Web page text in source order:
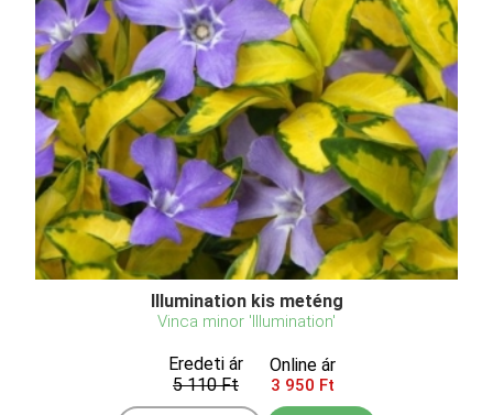
Illumination kis meténg
Vinca minor 'Illumination'
Eredeti ár
5 110 Ft
Online ár
3 950 Ft